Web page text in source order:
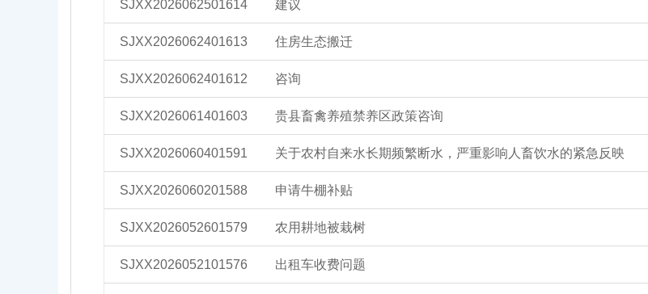
SJXX2026062501614 建议
SJXX2026062401613 住房生态搬迁
SJXX2026062401612 咨询
SJXX2026061401603 贵县畜禽养殖禁养区政策咨询
SJXX2026060401591 关于农村自来水长期频繁断水，严重影响人畜饮水的紧急反映
SJXX2026060201588 申请牛棚补贴
SJXX2026052601579 农用耕地被栽树
SJXX2026052101576 出租车收费问题